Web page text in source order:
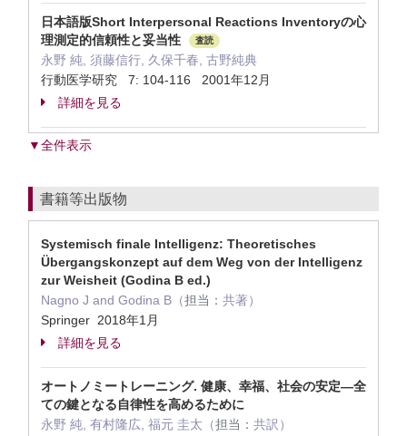
日本語版Short Interpersonal Reactions Inventoryの心
理測定的信頼性と妥当性
査読
永野 純, 須藤信行, 久保千春, 古野純典
行動医学研究 7: 104-116 2001年12月
詳細を見る
▼全件表示
書籍等出版物
Systemisch finale Intelligenz: Theoretisches
Übergangskonzept auf dem Weg von der Intelligenz
zur Weisheit (Godina B ed.)
Nagno J and Godina B（担当： 共著）
Springer 2018年1月
詳細を見る
オートノミートレーニング. 健康、幸福、社会の安定―全
ての鍵となる自律性を高めるために
永野 純, 有村隆広, 福元 圭太（担当： 共訳）